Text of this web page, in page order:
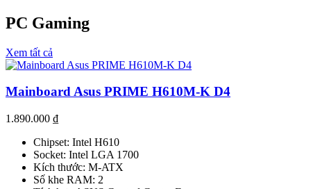
PC Gaming
Xem tất cả
Mainboard Asus PRIME H610M-K D4
1.890.000 ₫
Chipset: Intel H610
Socket: Intel LGA 1700
Kích thước: M-ATX
Số khe RAM: 2